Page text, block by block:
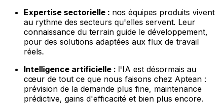
Expertise sectorielle : nos équipes produits vivent
au rythme des secteurs qu'elles servent. Leur
connaissance du terrain guide le développement,
pour des solutions adaptées aux flux de travail
réels.
Intelligence artificielle : l'IA est désormais au
cœur de tout ce que nous faisons chez Aptean :
prévision de la demande plus fine, maintenance
prédictive, gains d'efficacité et bien plus encore.